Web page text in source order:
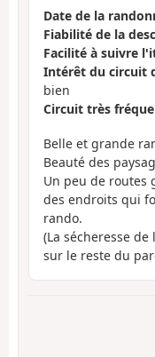
Date de la
Fiabilité de la
Facilité à suivre
Intérêt du circuit
bien
Circuit très
Belle et grande
Beauté des
Un peu de routes
des endroits qui
rando.
(La sécheresse
sur le reste du